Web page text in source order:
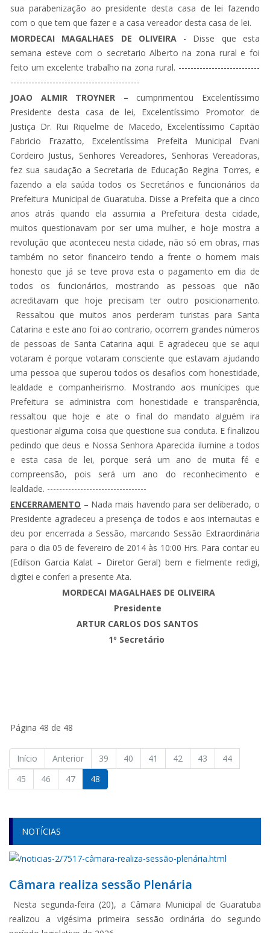
sua parabenização ao presidente desta casa de lei fazendo
com o que tem que fazer e a casa vereador desta casa de lei.
MORDECAI MAGALHAES DE OLIVEIRA - Disse que esta
semana esteve com o secretario Alberto na zona rural e foi
feito um excelente trabalho na zona rural. ---------------------------
-------------------------------------------
JOAO ALMIR TROYNER – cumprimentou Excelentíssimo
Presidente desta casa de lei, Excelentíssimo Promotor de
Justiça Dr. Rui Riquelme de Macedo, Excelentíssimo Capitão
Fabricio Frazatto, Excelentíssima Prefeita Municipal Evani
Cordeiro Justus, Senhores Vereadores, Senhoras Vereadoras,
fez sua saudação a Secretaria de Educação Regina Torres, e
fazendo a ela saúda todos os Secretários e funcionários da
Prefeitura Municipal de Guaratuba. Disse a Prefeita que a cinco
anos atrás quando ela assumia a Prefeitura desta cidade,
muitos questionavam por ser uma mulher, e hoje mostra a
revolução que aconteceu nesta cidade, não só em obras, mas
também no setor financeiro tendo a frente o homem mais
honesto que já se teve prova esta o pagamento em dia de
todos os funcionários, mostrando as pessoas que não
acreditavam que hoje precisam ter outro posicionamento.
Ressaltou que muitos anos perderam turistas para Santa
Catarina e este ano foi ao contrario, ocorrem grandes números
de pessoas de Santa Catarina aqui. E agradeceu que se aqui
votaram é porque votaram consciente que estavam ajudando
uma pessoa que superou todos os desafios com honestidade,
lealdade e companheirismo. Mostrando aos munícipes que
Prefeitura se administra com honestidade e transparência,
ressaltou que hoje e ate o final do mandato alguém ira
questionar alguma coisa que questione sua conduta. E finalizou
pedindo que deus e Nossa Senhora Aparecida ilumine a todos
e esta casa de lei, porque será um ano de muita fé e
compreensão, pois será um ano do reconhecimento e
lealdade. ---------------------------------
ENCERRAMENTO – Nada mais havendo para ser deliberado, o
Presidente agradeceu a presença de todos e aos internautas e
deu por encerrada a Sessão, marcando Sessão Extraordinária
para o dia 05 de fevereiro de 2014 às 10:00 Hrs. Para contar eu
(Edilson Garcia Kalat – Diretor Geral) bem e fielmente redigi,
digitei e conferi a presente Ata.
MORDECAI MAGALHAES DE OLIVEIRA
Presidente
ARTUR CARLOS DOS SANTOS
1º Secretário
Página 48 de 48
Início Anterior 39 40 41 42 43
44
45
46 47 48
NOTÍCIAS
Câmara realiza sessão Plenária
Nesta segunda-feira (20), a Câmara Municipal de Guaratuba
realizou a vigésima primeira sessão ordinária do segundo